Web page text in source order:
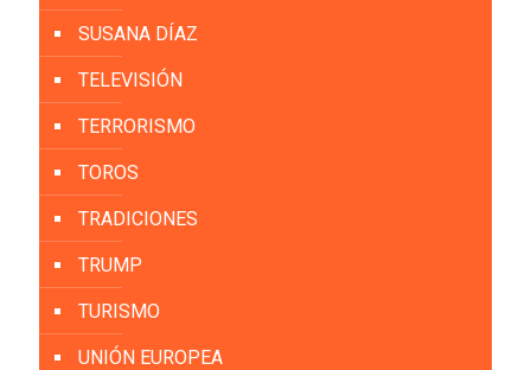
SUSANA DÍAZ
TELEVISIÓN
TERRORISMO
TOROS
TRADICIONES
TRUMP
TURISMO
UNIÓN EUROPEA